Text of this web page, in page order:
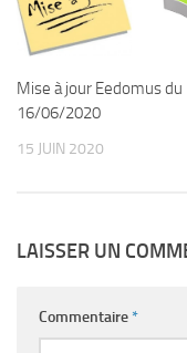
Mise à jour Eedomus du
16/06/2020
15 JUIN 2020
LAISSER UN
Commentaire*